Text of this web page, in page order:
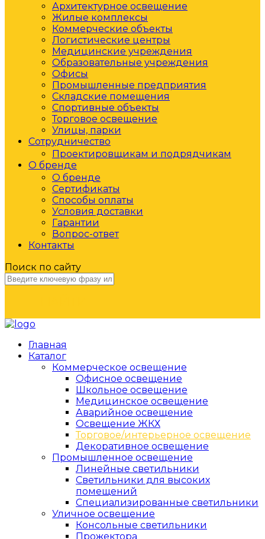
Архитектурное освещение
Жилые комплексы
Коммерческие объекты
Логистические центры
Медицинские учреждения
Образовательные учреждения
Офисы
Промышленные предприятия
Складские помещения
Спортивные объекты
Торговое освещение
Улицы, парки
Сотрудничество
Проектировщикам и подрядчикам
О бренде
О бренде
Сертификаты
Способы оплаты
Условия доставки
Гарантии
Вопрос-ответ
Контакты
Поиск по сайту
Главная
Каталог
Коммерческое освещение
Офисное освещение
Школьное освещение
Медицинское освещение
Аварийное освещение
Освещение ЖКХ
Торговое/интерьерное освещение
Декоративное освещение
Промышленное освещение
Линейные светильники
Светильники для высоких
помещений
Специализированные светильники
Уличное освещение
Консольные светильники
Прожектора